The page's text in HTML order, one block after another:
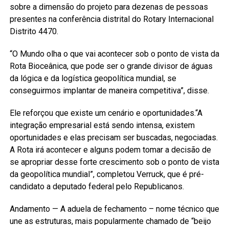
sobre a dimensão do projeto para dezenas de pessoas
presentes na conferência distrital do Rotary Internacional
Distrito 4470.
“O Mundo olha o que vai acontecer sob o ponto de vista da
Rota Bioceânica, que pode ser o grande divisor de águas
da lógica e da logística geopolítica mundial, se
conseguirmos implantar de maneira competitiva”, disse.
Ele reforçou que existe um cenário e oportunidades.“A
integração empresarial está sendo intensa, existem
oportunidades e elas precisam ser buscadas, negociadas.
A Rota irá acontecer e alguns podem tomar a decisão de
se apropriar desse forte crescimento sob o ponto de vista
da geopolítica mundial”, completou Verruck, que é pré-
candidato a deputado federal pelo Republicanos.
Andamento — A aduela de fechamento – nome técnico que
une as estruturas, mais popularmente chamado de “beijo